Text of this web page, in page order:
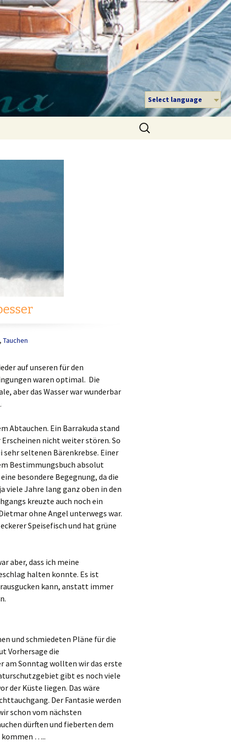
Select language
Suche
nach:
, Tauchen
auf unseren für den
waren optimal. Die
aber das Wasser war wunderbar
Abtauchen. Ein Barrakuda stand
nicht weiter stören. So
sehr seltenen Bärenkrebse. Einer
Bestimmungsbuch absolut
besondere Begegnung, da die
viele Jahre lang ganz oben in den
kreuzte auch noch ein
ohne Angel unterwegs war.
Speisefisch und hat grüne
aber, dass ich meine
halten konnte. Es ist
kann, anstatt immer
und schmiedeten Pläne für die
Vorhersage die
am Sonntag wollten wir das erste
gibt es noch viele
der Küste liegen. Das wäre
Der Fantasie werden
schon vom nächsten
dürften und fieberten dem
kommen …..